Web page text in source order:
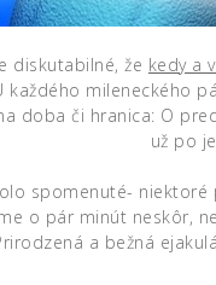
diskutabilné, že kedy a
každého mileneckého
doba či hranica: O
už po
spomenuté- niektoré
o pár minút neskôr,
Prirodzená a bežná